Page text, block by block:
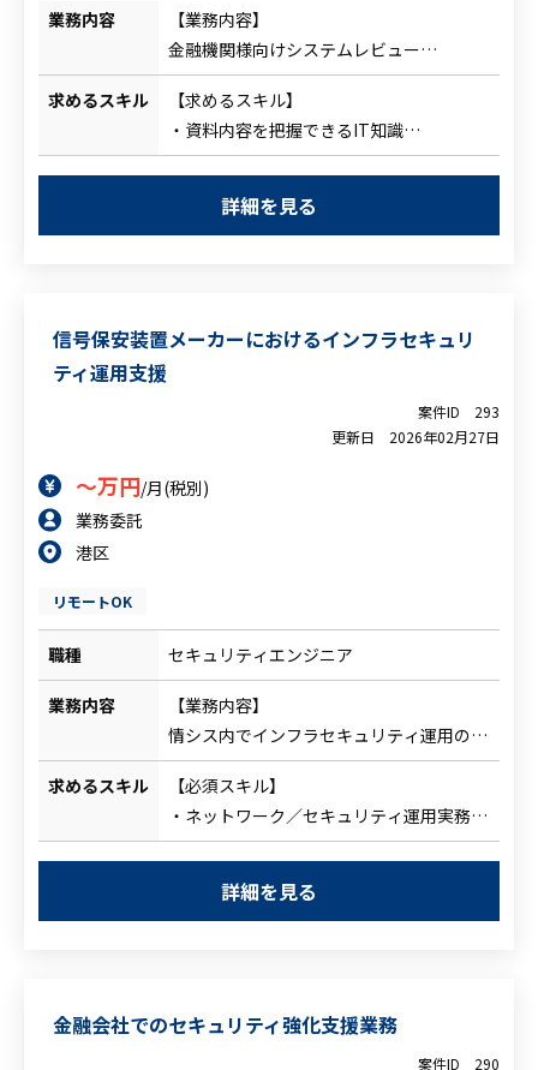
業務内容
【業務内容】
金融機関様向けシステムレビュー
各部署によるシステム、クラウド、Webサ
イト等の構築・導入時に
グループのセキュリティ基準に則りリスク
評価を行いレポート作成
①レビュー受付・調整
システムレビューに必要な資料の確認と
要を把握
セキュリティガイドラインのチェック項
確認
⑤複数案件の期限管理
①～④のバラバラのステータスの案件を
3～10件（案件規模による）担当いただき
ます
求めるスキル
【求めるスキル】
・資料内容を把握できるIT知識
・インフラ全般（NW、サーバ、アプリ、
・情報セキュリティの基礎的な知識
頼・催促・調整など）
・レポート作成力がある方
詳細を見る
信号保安装置メーカーにおけるインフラセキュリ
ティ運用支援
案件ID
293
更新日
2026年02月27日
～万円/月(税別)
業務委託
港区
リモートOK
職種 セキュリティエンジニア
業務内容
【業務内容】
情シス内でインフラセキュリティ運用の専
任メンバーとして、以下の運用・改善・ド
キュメント化を担当。加えて、中長期のセ
キュリティ施策の企画・ロードマップ策定
支援も期待。
■セキュリティ製品運用
・ファイアウォール（例：FortiGate／
・SKYSEA
バージョンアップ、ログ監査（操作ログ
求めるスキル
【必須スキル】
・ネットワーク／セキュリティ運用実務
（ポリシー設計変更、ログ調査、アラート
・ファイアウォール運用経験（機種不問：
用（Apex One等のAV製品、メールゲート
ウェイ／クラウドメールセキュリティの運
詳細を見る
金融会社でのセキュリティ強化支援業務
案件ID 290